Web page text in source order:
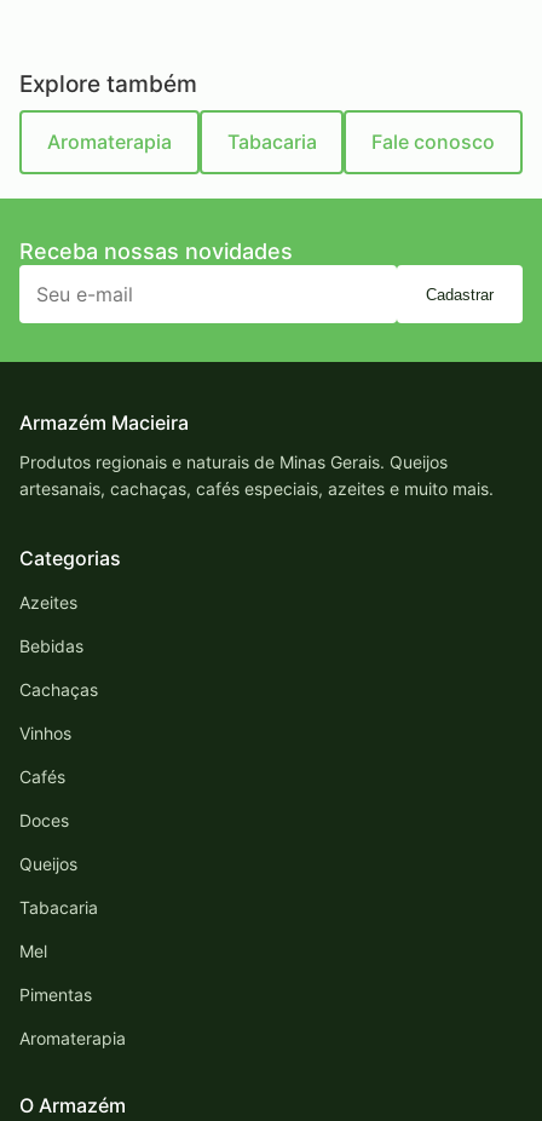
Explore também
Aromaterapia Tabacaria Fale conosco
Receba nossas novidades
Cadastrar
Armazém Macieira
Produtos regionais e naturais de Minas Gerais. Queijos
artesanais, cachaças, cafés especiais, azeites e muito mais.
Categorias
Azeites
Bebidas
Cachaças
Vinhos
Cafés
Doces
Queijos
Tabacaria
Mel
Pimentas
Aromaterapia
O Armazém